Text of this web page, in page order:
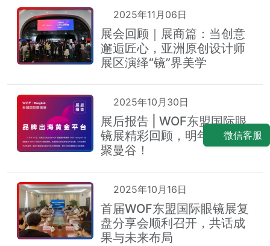
2025年11月06日
展会回顾｜展商篇：当创意
邂逅匠心，亚洲原创设计师
展区演绎“镜”界美学
2025年10月30日
展后报告 | WOF东盟国际眼
镜展精彩回顾，明年十月再
聚曼谷！
2025年10月16日
首届WOF东盟国际眼镜展复
盘分享会顺利召开，共话成
果与未来布局
微信客服